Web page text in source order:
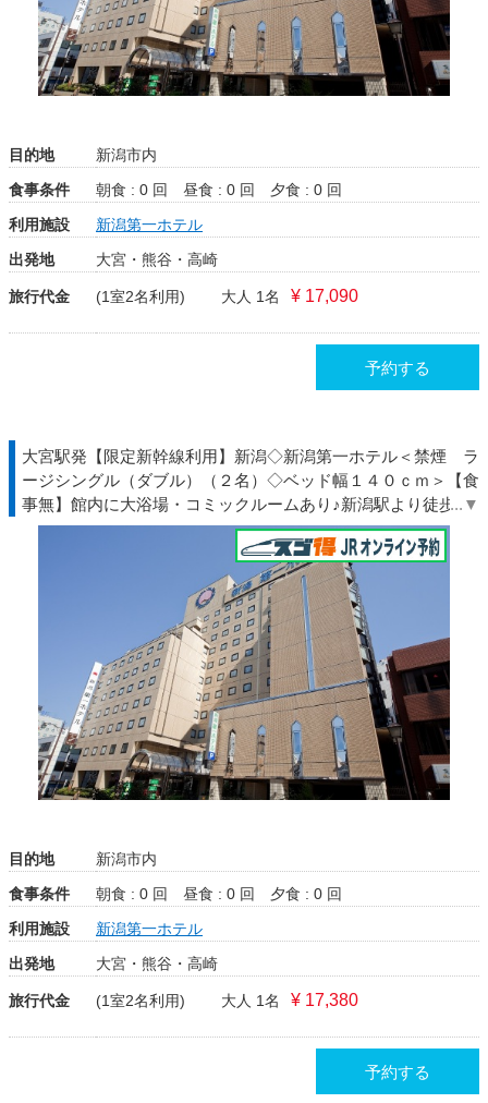
目的地
新潟市内
食事条件
朝食 : 0 回 昼食 : 0 回
夕食 : 0 回
利用施設
新潟第一ホテル
出発地
大宮・熊谷・高崎
旅行代金 (1室2名利用) 大人 1名 ¥ 17,090
予約する
大宮駅発【限定新幹線利用】新潟◇新潟第一ホテル＜禁煙 ラ
ージシングル（ダブル）（２名）◇ベッド幅１４０ｃｍ＞【食
事無】館内に大浴場・コミックルームあり♪新潟駅より徒歩約
３分♪◇ＪＲ駅受取
目的地
新潟市内
食事条件
朝食 : 0 回 昼食 : 0 回
夕食 : 0 回
利用施設
新潟第一ホテル
出発地
大宮・熊谷・高崎
旅行代金 (1室2名利用) 大人 1名 ¥ 17,380
予約する